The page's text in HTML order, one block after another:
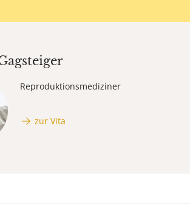
Reproduktionsmediziner
zur Vita